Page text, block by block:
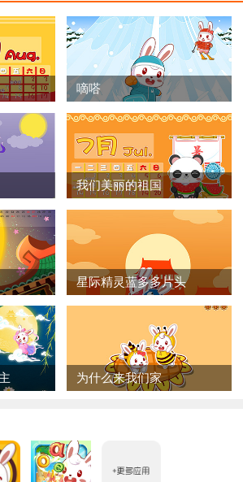
的旋律动起来吧！
嘀嗒
我们美丽的祖国
星际精灵蓝多多片头
为什么来我们家